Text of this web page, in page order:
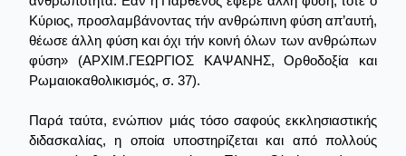
Κύριος, προσλαμβάνοντας τήν ανθρώπινη φύση απ’αυτή,
θέωσε άλλη φύση και όχι τήν κοινή όλων των ανθρώπων
φύση» (ΑΡΧΙΜ.ΓΕΩΡΓΙΟΣ ΚΑΨΑΝΗΣ, Ορθοδοξία και
Ρωμαιοκαθολικισμός, σ. 37).
Παρά ταύτα, ενώπιον μιάς τόσο σαφούς εκκλησιαστικής
διδασκαλίας, η οποία υποστηρίζεται και από πολλούς